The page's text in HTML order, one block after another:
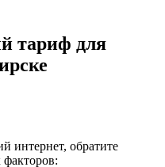
тариф для
интернет, обратите